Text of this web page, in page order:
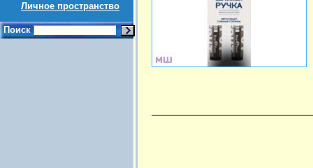
Личное пространство
Поиск